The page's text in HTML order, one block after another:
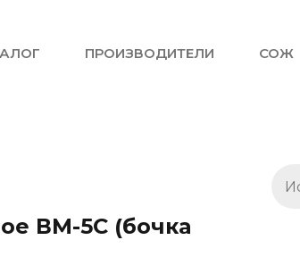
ПРОИЗВОДИТЕЛИ СОЖ
ВМ-5С (бочка